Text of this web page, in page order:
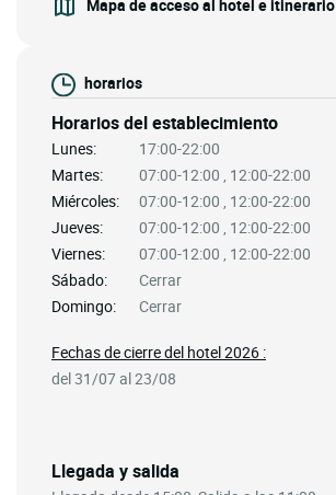
horarios
Horarios del establecimiento
Lunes:
17:00-22:00
Martes:
07:00-12:00 , 12:00-22:00
Miércoles:
07:00-12:00 , 12:00-22:00
Jueves:
07:00-12:00 , 12:00-22:00
Viernes:
07:00-12:00 , 12:00-22:00
Sábado:
Cerrar
Domingo:
Cerrar
Llegada y salida
Fechas de cierre del hotel 2026 :
del 31/07 al 23/08